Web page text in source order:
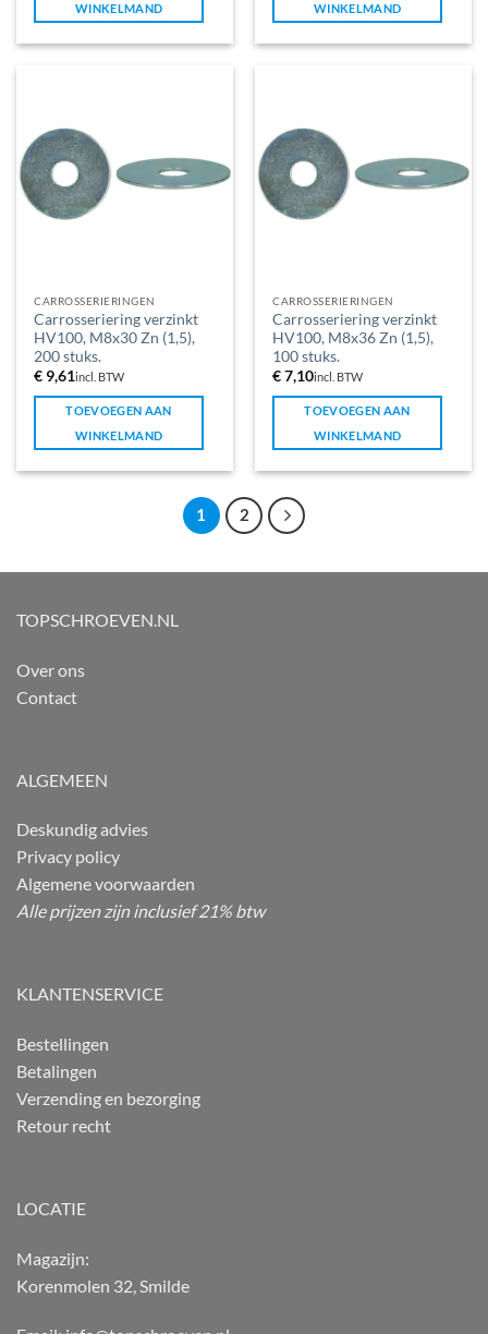
WINKELMAND
WINKELMAND
CARROSSERIERINGEN
Carrosseriering verzinkt
HV100, M8x30 Zn (1,5),
200 stuks.
€ 9,61incl. BTW
TOEVOEGEN AAN
WINKELMAND
CARROSSERIERINGEN
Carrosseriering verzinkt
HV100, M8x36 Zn (1,5),
100 stuks.
€7,10incl. BTW
TOEVOEGEN AAN
WINKELMAND
1 2
TOPSCHROEVEN.NL
Over ons
Contact
ALGEMEEN
Deskundig advies
Privacy policy
Algemene voorwaarden
Alle prijzen zijn inclusief 21% btw
KLANTENSERVICE
Bestellingen
Betalingen
Verzending en bezorging
Retour recht
LOCATIE
Magazijn:
Korenmolen 32, Smilde